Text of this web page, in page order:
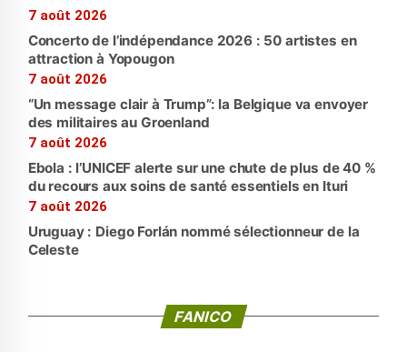
7 août 2026
Concerto de l’indépendance 2026 : 50 artistes en
attraction à Yopougon
7 août 2026
“Un message clair à Trump”: la Belgique va envoyer
des militaires au Groenland
7 août 2026
Ebola : l’UNICEF alerte sur une chute de plus de 40 %
du recours aux soins de santé essentiels en Ituri
7 août 2026
Uruguay : Diego Forlán nommé sélectionneur de la
Celeste
FANICO